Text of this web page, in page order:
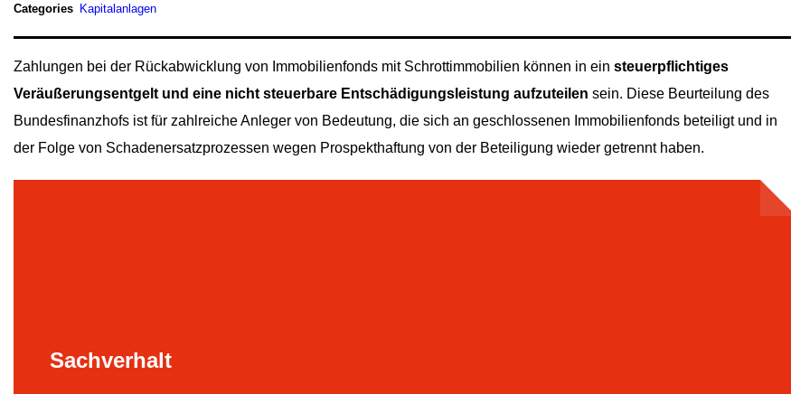
Categories Kapitalanlagen
Zahlungen bei der Rückabwicklung von Immobilienfonds mit Schrottimmobilien können in ein steuerpflichtiges
Veräußerungsentgelt und eine nicht steuerbare Entschädigungsleistung aufzuteilen sein. Diese Beurteilung des
Bundesfinanzhofs ist für zahlreiche Anleger von Bedeutung, die sich an geschlossenen Immobilienfonds beteiligt und in
der Folge von Schadenersatzprozessen wegen Prospekthaftung von der Beteiligung wieder getrennt haben.
Sachverhalt